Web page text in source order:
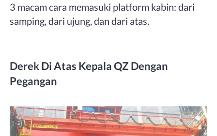
3 macam cara memasuki platform kabin: dari
samping, dari ujung, dan dari atas.
Derek Di Atas Kepala QZ Dengan
Pegangan